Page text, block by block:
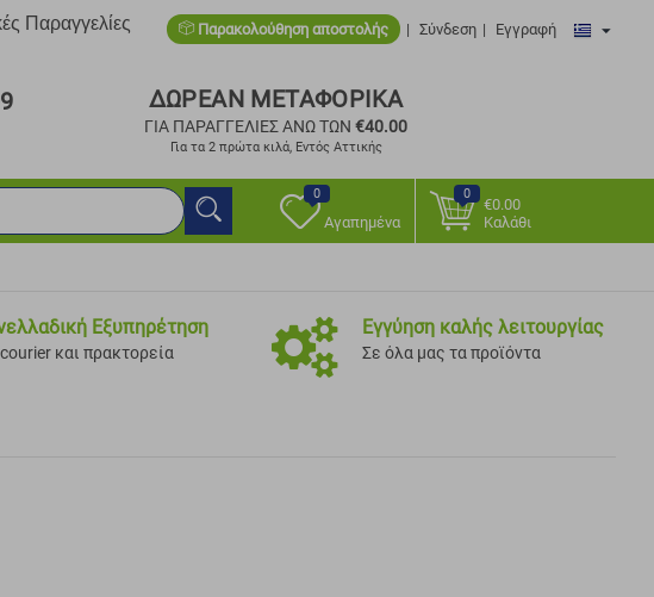
Παρακολούθηση αποστολής Σύνδεση Εγγραφή
Παραγγελίες
ΔΩΡΕΑΝ ΜΕΤΑΦΟΡΙΚΑ
ΓΙΑ ΠΑΡΑΓΓΕΛΙΕΣ ΑΝΩ ΤΩΝ€40.00
Για τα 2 πρώτα κιλά, Εντός Αττικής
0
Αγαπημένα
0
€0.00
Καλάθι
Εξυπηρέτηση
και πρακτορεία
Εγγύηση καλής λειτουργίας
Σε όλα μας τα προϊόντα